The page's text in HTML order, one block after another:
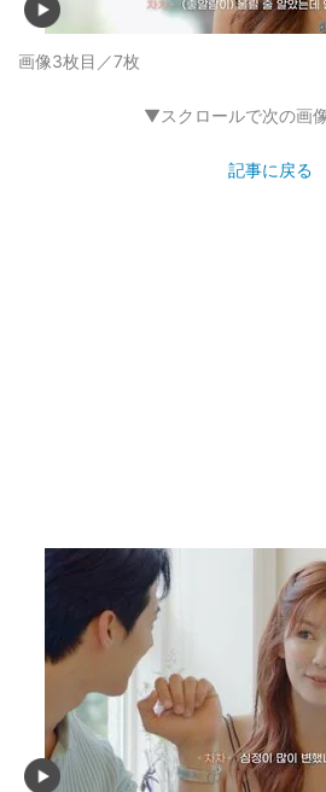
画像3枚目／7枚
▼スクロールで次の画
記事に戻る